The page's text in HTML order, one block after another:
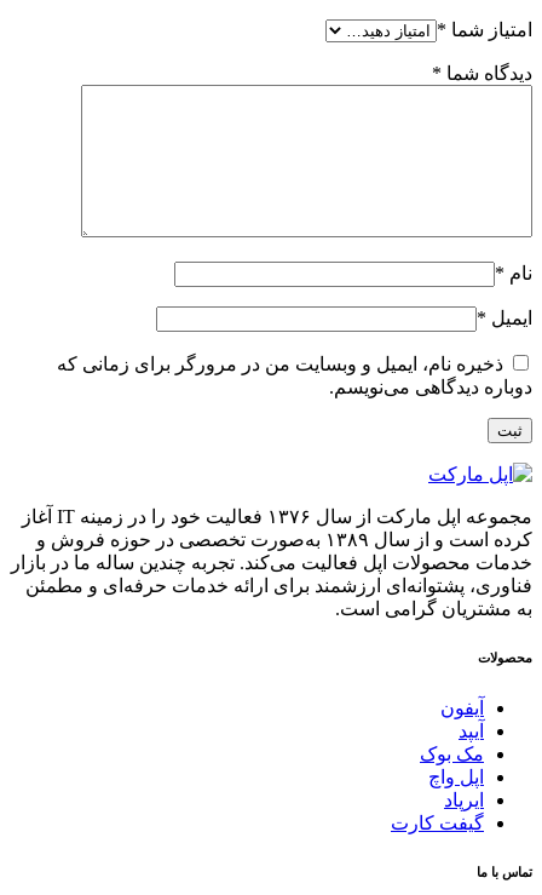
امتیاز شما *
دیدگاه شما *
نام *
ایمیل *
ذخیره نام، ایمیل و وبسایت من در مرورگر برای زمانی که
دوباره دیدگاهی می‌نویسم.
مجموعه اپل مارکت از سال ۱۳۷۶ فعالیت خود را در زمینه IT آغاز
کرده است و از سال ۱۳۸۹ به‌صورت تخصصی در حوزه فروش و
خدمات محصولات اپل فعالیت می‌کند. تجربه چندین ساله ما در بازار
فناوری، پشتوانه‌ای ارزشمند برای ارائه خدمات حرفه‌ای و مطمئن
به مشتریان گرامی است.
محصولات
آیفون
آیپد
مک بوک
اپل واچ
ایرپاد
گیفت کارت
تماس با ما